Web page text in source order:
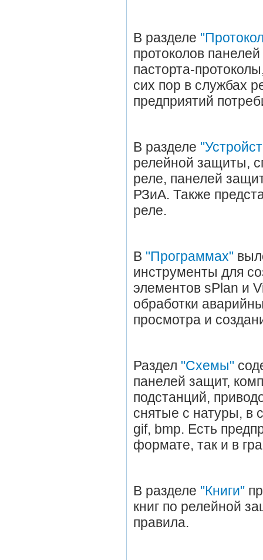
В разделе
протоколов
пасторта-
сих пор в службах
предприятий
В разделе
релейной защиты,
реле, панелей
РЗиА. Также
реле.
В "Программах"
инструменты для
элементов sPlan и
обработки
просмотра и
Раздел "Cхемы"
панелей защит,
подстанций,
снятые с натуры, в
gif, bmp. Есть
формате, так и в
В разделе "Книги"
книг по релейной
правила.